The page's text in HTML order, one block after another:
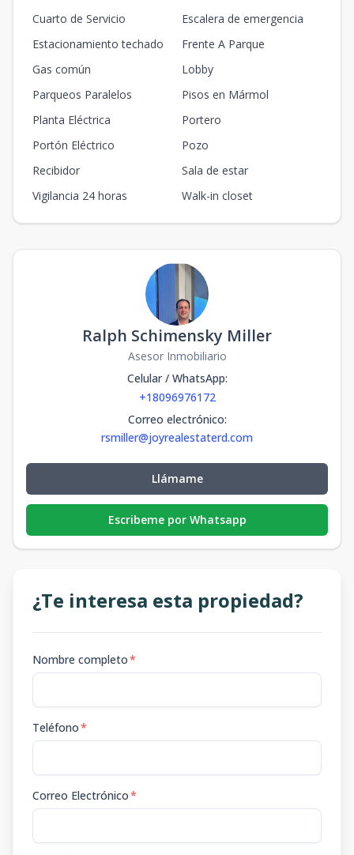
Cuarto de Servicio
Escalera de emergencia
Estacionamiento techado
Frente A Parque
Gas común
Lobby
Parqueos Paralelos
Pisos en Mármol
Planta Eléctrica
Portero
Portón Eléctrico
Pozo
Recibidor
Sala de estar
Vigilancia 24 horas
Walk-in closet
Ralph Schimensky Miller
Asesor Inmobiliario
Celular / WhatsApp:
+18096976172
Correo electrónico:
rsmiller@joyrealestaterd.com
Llámame
Escribeme por Whatsapp
¿Te interesa esta propiedad?
Nombre completo*
Teléfono*
Correo Electrónico*